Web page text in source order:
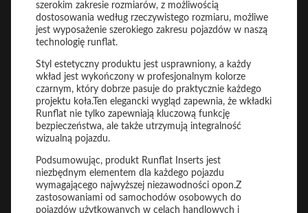
szerokim zakresie rozmiarów, z możliwością
dostosowania według rzeczywistego rozmiaru, możliwe
jest wyposażenie szerokiego zakresu pojazdów w naszą
technologię runflat.
Styl estetyczny produktu jest usprawniony, a każdy
wkład jest wykończony w profesjonalnym kolorze
czarnym, który dobrze pasuje do praktycznie każdego
projektu koła.Ten elegancki wygląd zapewnia, że wkładki
Runflat nie tylko zapewniają kluczową funkcję
bezpieczeństwa, ale także utrzymują integralność
wizualną pojazdu.
Podsumowując, produkt Runflat Inserts jest
niezbędnym elementem dla każdego pojazdu
wymagającego najwyższej niezawodności opon.Z
zastosowaniami od samochodów osobowych do
pojazdów użytkowanych w celach handlowych i